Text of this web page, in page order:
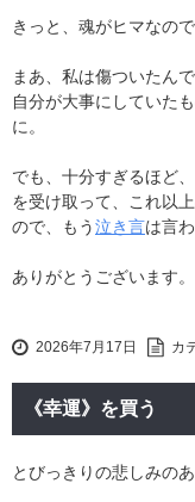
きっと、魂がヒマなので
まあ、私は傷ついたんで
自分が大事にしていた
に。
でも、十分すぎるほど
を受け取って、これ以
ので、もう泣き言は言
ありがとうございます。
2026年7月17日 カ
《幸運》を買う
とびっきりの悲しみのあ